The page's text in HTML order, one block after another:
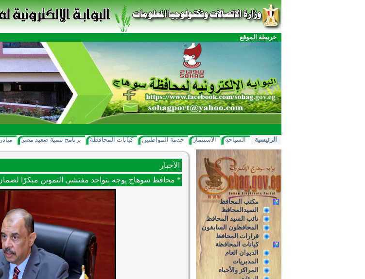
خريطة الموقع
الرئيسية السياحه الاستثمار خدمة المواطنين كيانات المحافظة برنامج تنمية صعيد مصر
مكتب المحافظ
السيدالمحافظ
نائب السيد المحافظ
المحافظون السابقون
قرارات المحافظ
كيانات المحافظة
الديوان العام
المديريات
المراكز والأحياء
الأخبار
* محافظ سوهاج يوجه بتواجد مفتشي التموين مبكرًا